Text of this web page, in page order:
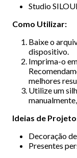
Studio
Como Utilizar:
Baixe o
dispositivo.
Imprima-o
melhores
Utilize um
manualmente,
Ideias de
Decoração
Presentes